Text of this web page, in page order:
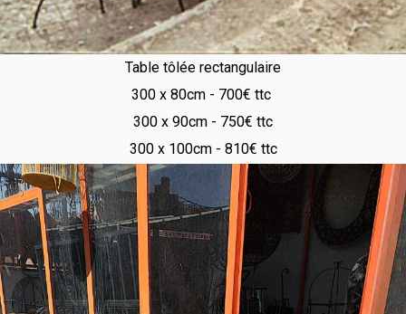
Table tôlée rectangulaire
300 x 80cm - 700€ ttc
300 x 90cm - 750€ ttc
300 x 100cm - 810€ ttc